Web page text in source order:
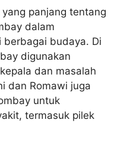
panjang tentang
dalam
budaya. Di
digunakan
dan masalah
dan Romawi juga
untuk
termasuk pilek